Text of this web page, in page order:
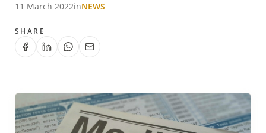
11 March 2022inNEWS
SHARE